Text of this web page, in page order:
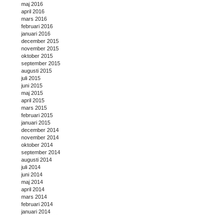
maj 2016
april 2016
mars 2016
februari 2016
januari 2016
december 2015
november 2015
oktober 2015
september 2015
augusti 2015
juli 2015
juni 2015
maj 2015
april 2015
mars 2015
februari 2015
januari 2015
december 2014
november 2014
oktober 2014
september 2014
augusti 2014
juli 2014
juni 2014
maj 2014
april 2014
mars 2014
februari 2014
januari 2014